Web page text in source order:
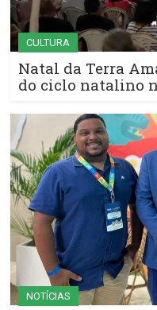
CULTURA
Natal da Terra
do ciclo natalino
NOTÍCIAS